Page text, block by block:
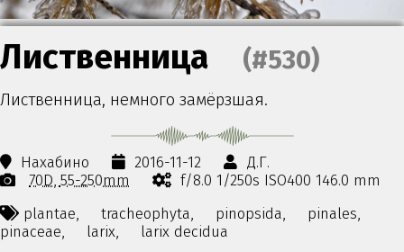
Лиственница (#530)
Лиственница, немного замёрзшая.
Нахабино 2016-11-12
Д.Г.
70D 55-250mm
f/8.0 1/250s ISO400 146.0 mm
plantae,
tracheophyta, pinopsida,
pinales,
pinaceae,
larix,
larix decidua